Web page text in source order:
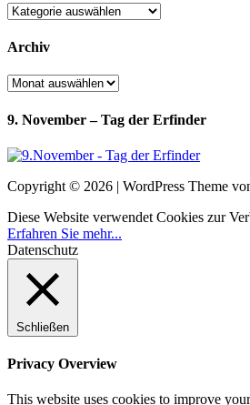
Kategorien
Archiv
Archiv
9. November – Tag der Erfinder
Copyright © 2026 | WordPress Theme
Diese Website verwendet Cookies zur
Erfahren Sie mehr...
Datenschutz
Schließen
Privacy Overview
This website uses cookies to improve